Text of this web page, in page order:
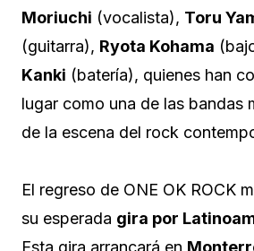
Moriuchi (vocalista), Toru
(guitarra), Ryota Kohama
Kanki (batería), quienes han
lugar como una de las bandas
de la escena del rock
El regreso de ONE OK ROCK
su esperada gira por
Esta gira arrancará en